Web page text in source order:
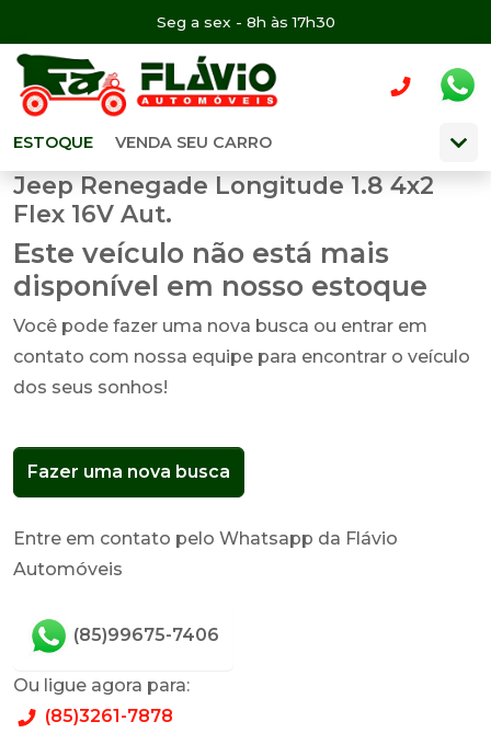
Seg a sex - 8h às 17h30
ESTOQUE VENDA SEU CARRO
Jeep Renegade Longitude 1.8 4x2
Flex 16V Aut.
Este veículo não está mais
disponível em nosso estoque
Você pode fazer uma nova busca ou entrar em
contato com nossa equipe para encontrar o veículo
dos seus sonhos!
Fazer uma nova busca
Entre em contato pelo Whatsapp da Flávio
Automóveis
(85)99675-7406
Ou ligue agora para:
(85)3261-7878